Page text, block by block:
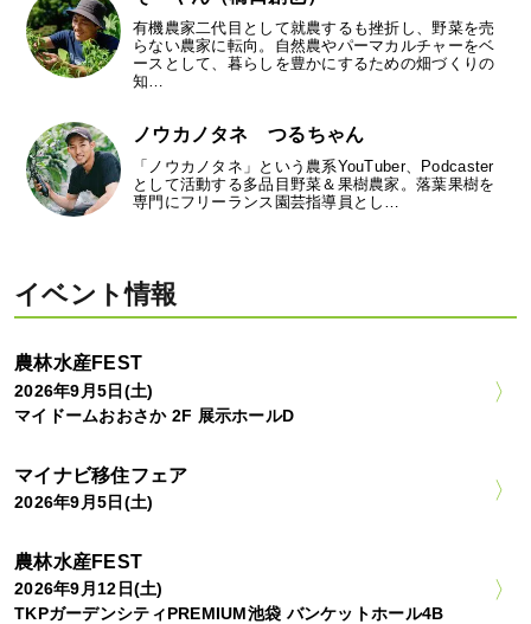
有機農家二代目として就農するも挫折し、野菜を売
らない農家に転向。自然農やパーマカルチャーをベ
ースとして、暮らしを豊かにするための畑づくりの
知…
ノウカノタネ つるちゃん
「ノウカノタネ」という農系YouTuber、Podcaster
として活動する多品目野菜＆果樹農家。落葉果樹を
専門にフリーランス園芸指導員とし…
イベント情報
農林水産FEST
2026年9月5日(土)
マイドームおおさか 2F 展示ホールD
マイナビ移住フェア
2026年9月5日(土)
農林水産FEST
2026年9月12日(土)
TKPガーデンシティPREMIUM池袋 バンケットホール4B